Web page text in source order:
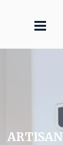
ARTISAN